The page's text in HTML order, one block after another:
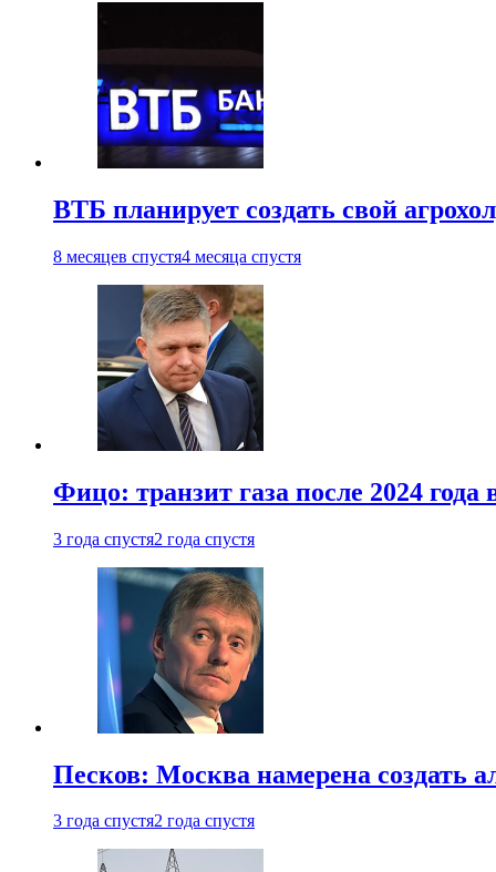
ВТБ планирует создать свой
8 месяцев спустя4 месяца спустя
Фицо: транзит газа после 2024
3 года спустя2 года спустя
Песков: Москва намерена создать
3 года спустя2 года спустя